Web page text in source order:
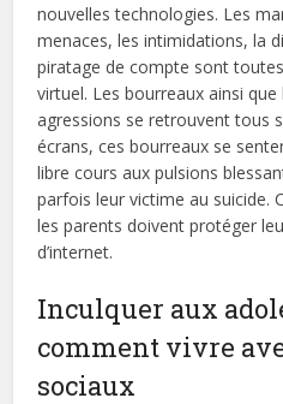
nouvelles technologies. Les
menaces, les intimidations, la
piratage de compte sont
virtuel. Les bourreaux ainsi
agressions se retrouvent tous
écrans, ces bourreaux se
libre cours aux pulsions
parfois leur victime au suicide.
les parents doivent protéger
d’internet.
Inculquer aux
comment vivre
sociaux